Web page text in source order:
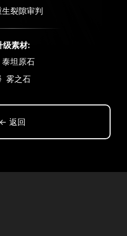
生裂隙审判
级素材:
泰坦原石
雾之石
← 返回